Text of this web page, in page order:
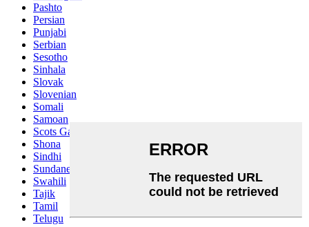
Pashto
Persian
Punjabi
Serbian
Sesotho
Sinhala
Slovak
Slovenian
Somali
Samoan
Scots Gaelic
Shona
Sindhi
Sundanese
Swahili
Tajik
Tamil
Telugu